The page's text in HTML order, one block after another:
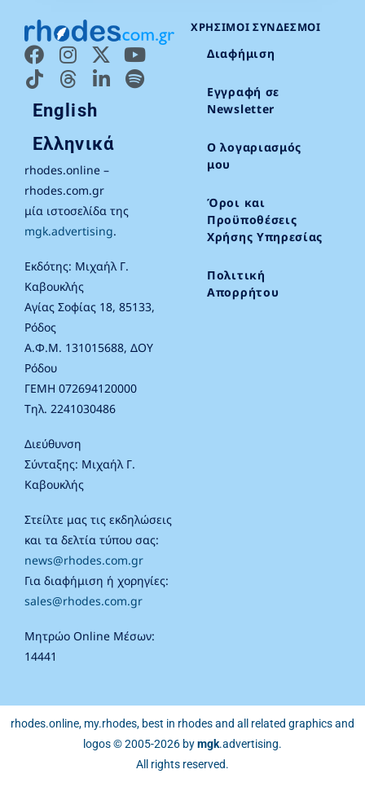
English
Ελληνικά
rhodes.online –
rhodes.com.gr
μία ιστοσελίδα της
mgk.advertising.
Εκδότης: Μιχαήλ Γ.
Καβουκλής
Αγίας Σοφίας 18, 85133,
Ρόδος
Α.Φ.Μ. 131015688, ΔΟΥ
Ρόδου
ΓΕΜΗ 072694120000
Τηλ. 2241030486
Διεύθυνση
Σύνταξης: Μιχαήλ Γ.
Καβουκλής
Στείλτε μας τις εκδηλώσεις
και τα δελτία τύπου σας:
news@rhodes.com.gr
Για διαφήμιση ή χορηγίες:
sales@rhodes.com.gr
Μητρώο Online Μέσων:
14441
ΧΡΉΣΙΜΟΙ ΣΎΝΔΕΣΜΟΙ
Διαφήμιση
Εγγραφή σε
Newsletter
Ο λογαριασμός
μου
Όροι και
Προϋποθέσεις
Χρήσης Υπηρεσίας
Πολιτική
Απορρήτου
rhodes.online, my.rhodes, best in rhodes and all related graphics and
logos © 2005-2026 bymgk.advertising.
All rights reserved.